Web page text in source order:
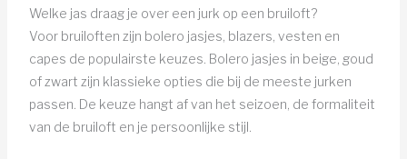
Welke jas draag je over een jurk op een bruiloft?
Voor bruiloften zijn bolero jasjes, blazers, vesten en
capes de populairste keuzes. Bolero jasjes in beige, goud
of zwart zijn klassieke opties die bij de meeste jurken
passen. De keuze hangt af van het seizoen, de formaliteit
van de bruiloft en je persoonlijke stijl.